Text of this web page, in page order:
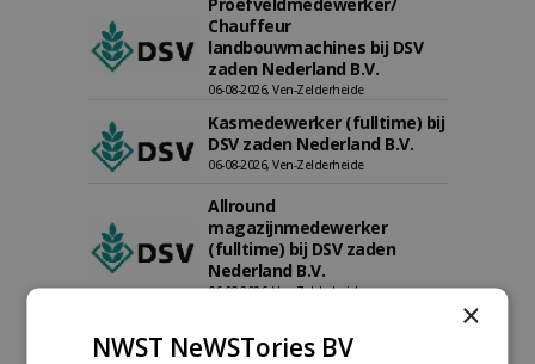
Chauffeur
landbouwmachines bij DSV
zaden Nederland B.V.
06-08-2026, Ven-Zelderheide
Kasmedewerker (fulltime) bij
DSV zaden Nederland B.V.
06-08-2026, Ven-Zelderheide
Allround
magazijnmedewerker
(fulltime) bij DSV zaden
Nederland B.V.
06-08-2026, Ven Zelderheide
Boomtotaalzorg32-40 uur
×
NWST NeWSTories BV